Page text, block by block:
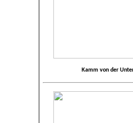
Kamm von der